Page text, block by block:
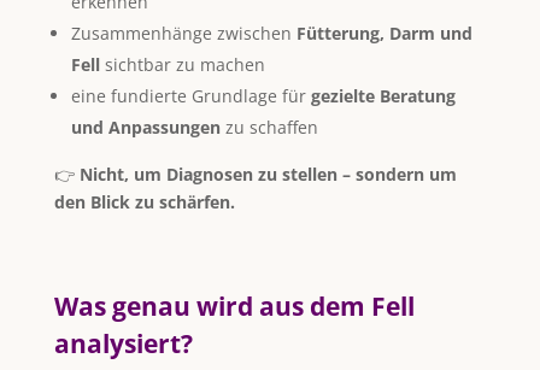
Zusammenhänge zwischen Fütterung, Darm und
Fellsichtbar zu machen
eine fundierte Grundlage für gezielte Beratung
und Anpassungenzu schaffen
👉 Nicht, um Diagnosen zu stellen – sondern um
den Blick zu schärfen.
Was genau wird aus dem Fell
analysiert?